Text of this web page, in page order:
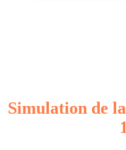
Simulation de